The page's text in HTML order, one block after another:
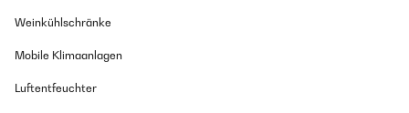
Weinkühlschränke
Mobile Klimaanlagen
Luftentfeuchter